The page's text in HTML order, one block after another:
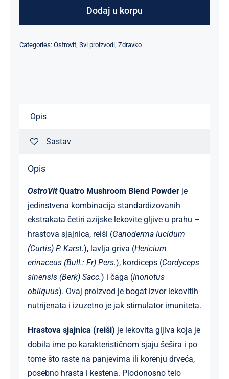
Blend
-
Dodaj u korpu
Categories: Ostrovit, Svi proizvodi, Zdravko
Opis
Sastav
Opis
OstroVitQuatro Mushroom Blend Powderje
jedinstvena kombinacija standardizovanih
ekstrakata četiri azijske lekovite gljive u prahu –
hrastova sjajnica, reiši (Ganoderma lucidum
(Curtis) P. Karst.), lavlja griva (Hericium
erinaceus (Bull.: Fr) Pers.), kordiceps (Cordyceps
sinensis (Berk) Sacc.) i čaga (Inonotus
obliquus). Ovaj proizvod je bogat izvor lekovitih
nutrijenata i izuzetno je jak stimulator imuniteta.
Hrastova sjajnica (reiši) je lekovita gljiva koja je
dobila ime po karakterističnom sjaju šešira i po
tome što raste na panjevima ili korenju drveća,
posebno hrasta i kestena. Plodonosno telo